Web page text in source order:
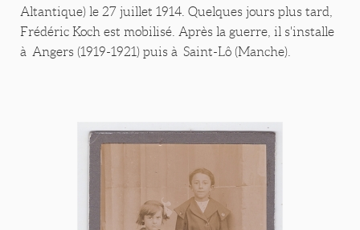
Altantique) le 27 juillet 1914. Quelques jours plus tard,
Frédéric Koch est mobilisé. Après la guerre, il s'installe
à Angers (1919-1921) puis à Saint-Lô (Manche).